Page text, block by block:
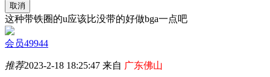
取消
这种带铁圈的u应该比没带的好做bga一点吧
会员49944
推荐2023-2-18 18:25:47 来自 广东佛山